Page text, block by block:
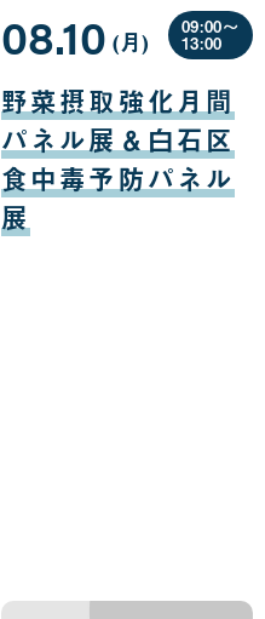
野菜摂取強化月間
パネル展＆白石区
食中毒予防パネル
展
08.10
月
10
日
(月曜
日
)
09:00〜
13:00